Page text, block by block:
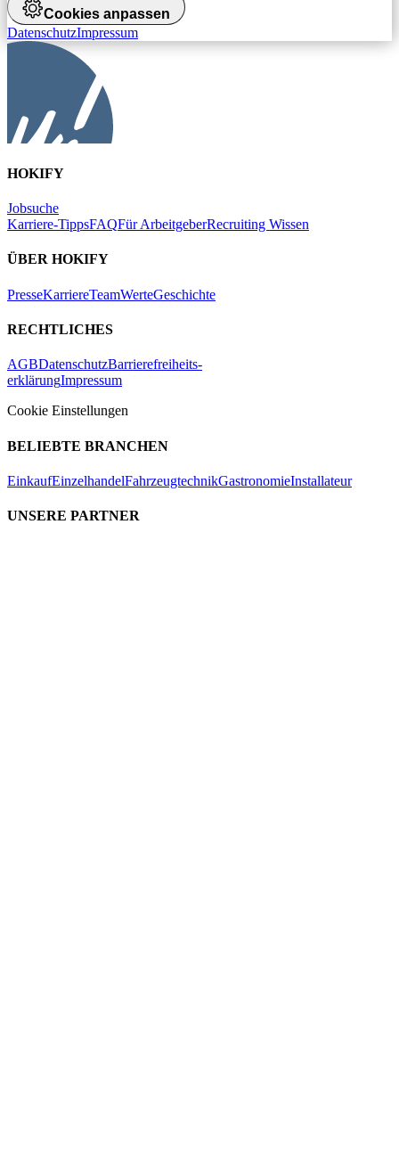
Cookies anpassen
DatenschutzImpressum
HOKIFY
Jobsuche
Karriere-TippsFAQFür ArbeitgeberRecruiting Wissen
ÜBER HOKIFY
PresseKarriereTeamWerteGeschichte
RECHTLICHES
AGBDatenschutzBarrierefreiheits-
erklärungImpressum
Cookie Einstellungen
BELIEBTE BRANCHEN
EinkaufEinzelhandelFahrzeugtechnikGastronomieInstallateur
UNSERE PARTNER